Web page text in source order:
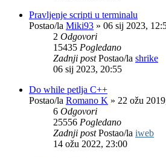
Pravljenje scripti u terminalu
Postao/la Miki93 » 06 sij 2023,
2 Odgovori
15435 Pogledano
Zadnji postPostao/la shrike
06 sij 2023, 20:55
Do while petlja C++
Postao/la Romano K » 22 ožu
6 Odgovori
25556 Pogledano
Zadnji postPostao/la iweb
14 ožu 2022, 23:00